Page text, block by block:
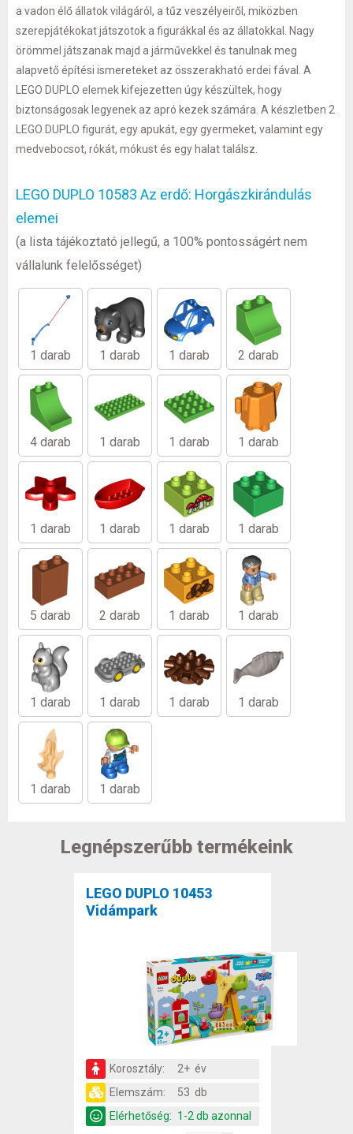
a vadon élő állatok világáról, a tűz veszélyeiről, miközben
szerepjátékokat játszotok a figurákkal és az állatokkal. Nagy
örömmel játszanak majd a járművekkel és tanulnak meg
alapvető építési ismereteket az összerakható erdei fával. A
LEGO DUPLO elemek kifejezetten úgy készültek, hogy
biztonságosak legyenek az apró kezek számára. A készletben 2
LEGO DUPLO figurát, egy apukát, egy gyermeket, valamint egy
medvebocsot, rókát, mókust és egy halat találsz.
LEGO DUPLO 10583 Az erdő: Horgászkirándulás
elemei
(a lista tájékoztató jellegű, a 100% pontosságért nem
vállalunk felelősséget)
1 darab 1 darab 1 darab 2 darab
4 darab 1 darab 1 darab 1 darab
1 darab 1 darab 1 darab 1 darab
5 darab 2 darab 1 darab 1 darab
1 darab 1 darab 1 darab 1 darab
1 darab 1 darab
Legnépszerűbb termékeink
LEGO DUPLO 10453
Vidámpark
Korosztály:
2+ év
Elemszám:
53 db
Elérhetőség: 1-2 db azonnal